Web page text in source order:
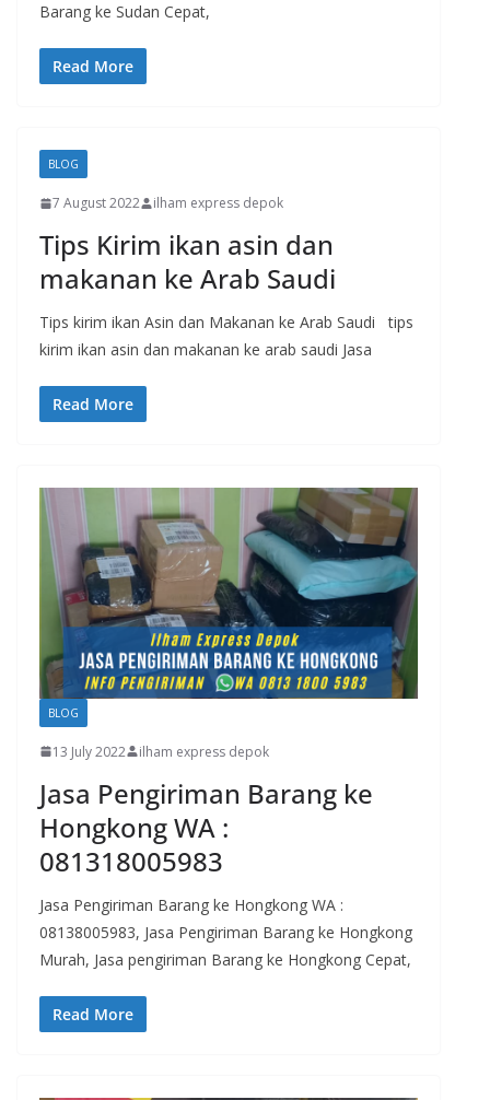
Barang ke Sudan Cepat,
Read More
BLOG
7 August 2022 ilham express depok
Tips Kirim ikan asin dan
makanan ke Arab Saudi
Tips kirim ikan Asin dan Makanan ke Arab Saudi tips
kirim ikan asin dan makanan ke arab saudi Jasa
Read More
BLOG
13 July 2022 ilham express depok
Jasa Pengiriman Barang ke
Hongkong WA :
081318005983
Jasa Pengiriman Barang ke Hongkong WA :
08138005983, Jasa Pengiriman Barang ke Hongkong
Murah, Jasa pengiriman Barang ke Hongkong Cepat,
Read More